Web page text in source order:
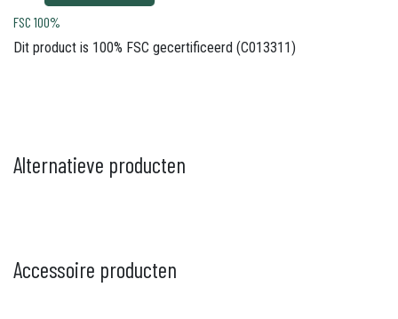
FSC 100%
Dit product is 100% FSC gecertificeerd (C013311)
Alternatieve producten
Accessoire producten